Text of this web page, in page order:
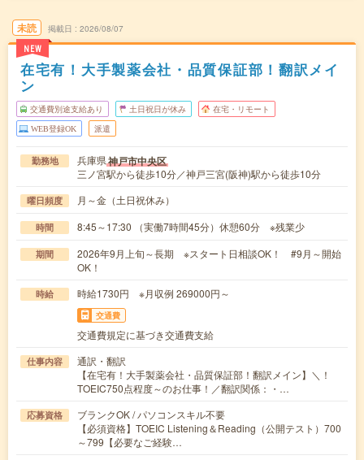
未読
NEW
掲載日 2026/08/07
在宅有！大手製薬会社・品質保証部！翻訳メイ
ン
交通費別途支給あり 土日祝日が休み 在宅・リモート
WEB登録OK 派遣
勤務地 兵庫県神戸市中央区
三ノ宮駅から徒歩10分／神戸三宮(阪神)駅から徒歩10分
曜日頻度 月～金（土日祝休み）
時間 8:45～17:30 （実働7時間45分）休憩60分 ※残業少
期間
2026年9月上旬～長期 ※スタート日相談OK！ #9月～開始
OK！
時給 時給1730円 ※月収例 269000円～
交通費
交通費規定に基づき交通費支給
仕事内容
通訳・翻訳
【在宅有！大手製薬会社・品質保証部！翻訳メイン】＼！
TOEIC750点程度～のお仕事！／翻訳関係：・…
応募資格
ブランクOK / パソコンスキル不要
【必須資格】TOEIC Listening＆Reading（公開テスト）700
～799【必要なご経験…